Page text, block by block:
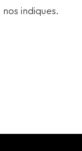
indiques.